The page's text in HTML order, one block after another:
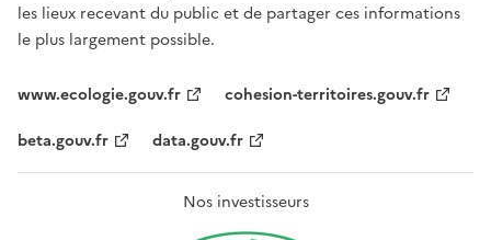
les lieux recevant du public et de partager ces informations
le plus largement possible.
www.ecologie.gouv.fr
cohesion-territoires.gouv.fr
beta.gouv.fr
data.gouv.fr
Nos investisseurs